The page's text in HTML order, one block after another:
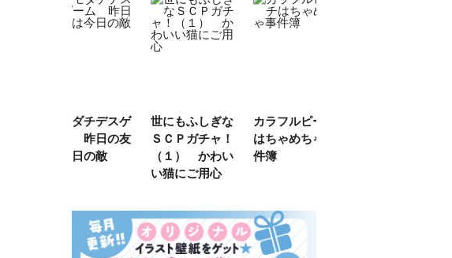
トモダチデスゲ
ーム 昨日の友
は今日の敵
世にもふしぎな
ＳＣＰガチャ！
（１） かわい
い猫にご用心
カラフルピーチ
はちゃめちゃ事
件簿